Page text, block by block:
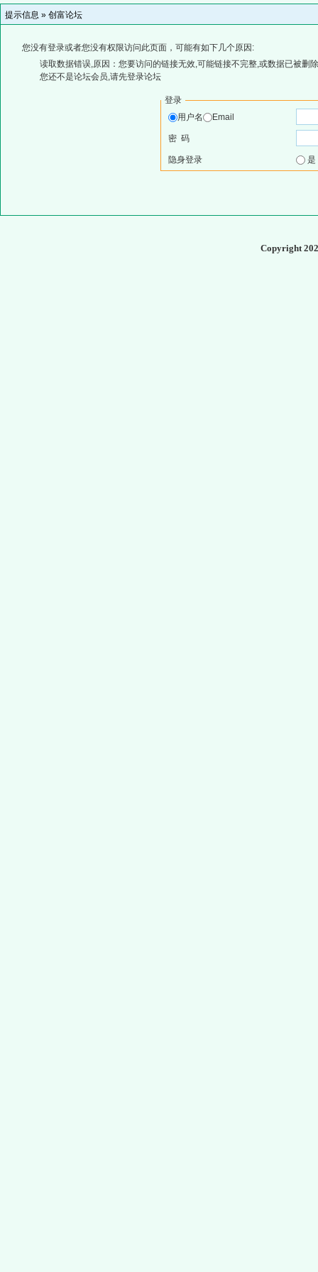
提示信息 » 创富论坛
您没有登录或者您没有权限访问此页面，可能有如下几个原因:
读取数据错误,原因：您要访问的链接无效,可能链接不完整,或数据已被删
您还不是论坛会员,请先登录论坛
登录
用户名
Email
密 码
隐身登录
Copyright